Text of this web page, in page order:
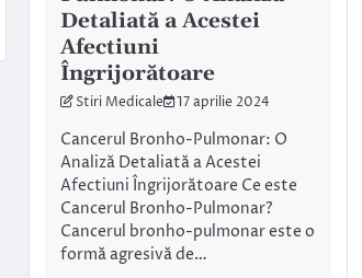
Detaliată a Acestei
Afectiuni
Îngrijorătoare
Stiri Medicale 17 aprilie 2024
Cancerul Bronho-Pulmonar: O
Analiză Detaliată a Acestei
Afectiuni Îngrijorătoare Ce este
Cancerul Bronho-Pulmonar?
Cancerul bronho-pulmonar este o
formă agresivă de…